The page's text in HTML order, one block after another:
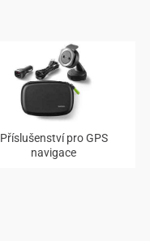
Příslušenství pro GPS
navigace